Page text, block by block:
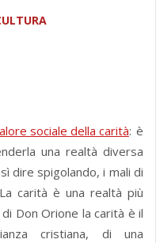
sociale della carità: è
una realtà diversa
dire spigolando, i mali di
carità è una realtà più
Don Orione la carità è il
cristiana, di una